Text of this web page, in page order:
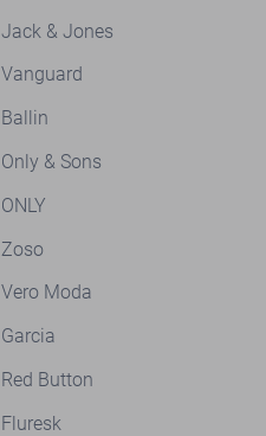
Jack & Jones
Vanguard
Ballin
Only & Sons
ONLY
Zoso
Vero Moda
Garcia
Red Button
Fluresk